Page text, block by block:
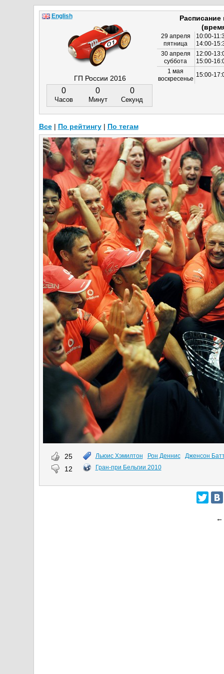
25
12
Льюис Хэмилтон Рон Деннис
Дженсон
Гран-при Бельгии 2010
ГП России 2016
0
Часов
0
Минут
0
Секунд
29 апреля
пятница
10:00-
14:00-
30 апреля
суббота
12:00-
15:00-
1 мая
воскресенье
15:00-
English
Все| По рейтингу| По тегам